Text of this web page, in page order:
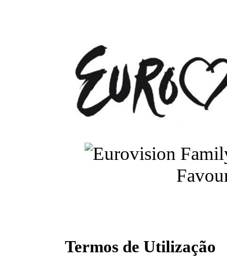
Termos de Utilização